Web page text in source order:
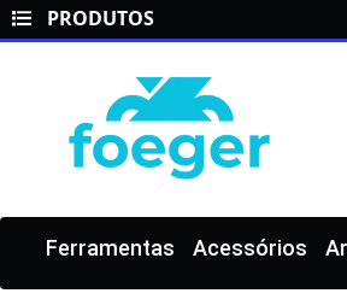
PRODUTOS
Ferramentas Acessórios